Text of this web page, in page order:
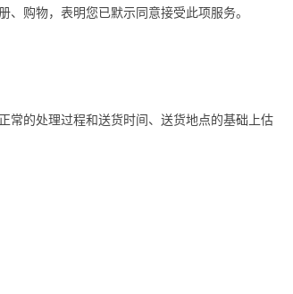
购物，表明您已默示同意接受此项服务。
常的处理过程和送货时间、送货地点的基础上估